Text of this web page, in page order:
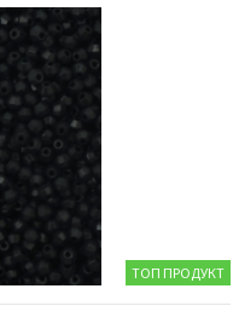
ТОП ПРОДУКТ